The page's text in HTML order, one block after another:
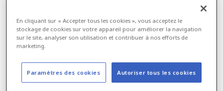
Nos spécialités industrielles
En cliquant sur « Accepter tous les cookies », vous acceptez le
stockage de cookies sur votre appareil pour améliorer la navigation
sur le site, analyser son utilisation et contribuer à nos efforts de
marketing.
Paramètres des cookies Autoriser tous les cookies